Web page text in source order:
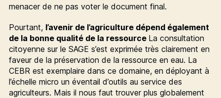
menacer de ne pas voter le document final.
Pourtant, l’avenir de l’agriculture dépend également
de la bonne qualité de la ressource La consultation
citoyenne sur le SAGE s’est exprimée très clairement en
faveur de la préservation de la ressource en eau. La
CEBR est exemplaire dans ce domaine, en déployant à
l’échelle micro un éventail d’outils au service des
agriculteurs. Mais il nous faut trouver plus globalement